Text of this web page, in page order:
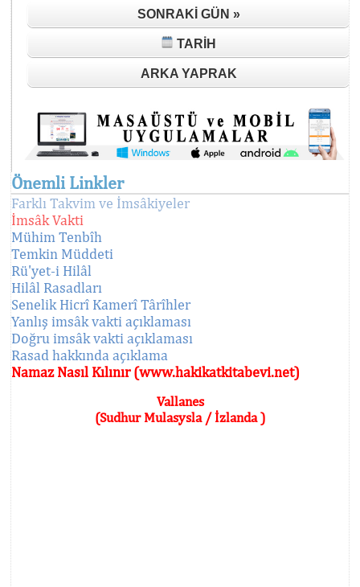
SONRAKI GÜN »
TARIH
ARKA YAPRAK
Önemli Linkler
Farklı Takvim ve İmsâkiyeler
İmsâk Vakti
Mühim Tenbîh
Temkin Müddeti
Rü'yet-i Hilâl
Hilâl Rasadları
Senelik Hicrî Kamerî Târîhler
Yanlış imsâk vakti açıklaması
Doğru imsâk vakti açıklaması
Rasad hakkında açıklama
Namaz Nasıl Kılınır (www.hakikatkitabevi.net)
Vallanes
(Sudhur Mulasysla / İzlanda )